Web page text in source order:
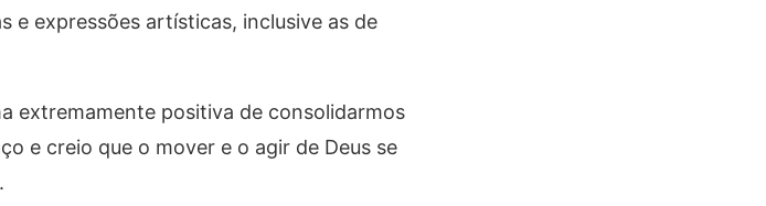
e expressões artísticas, inclusive as de
extremamente positiva de consolidarmos
e creio que o mover e o agir de Deus se